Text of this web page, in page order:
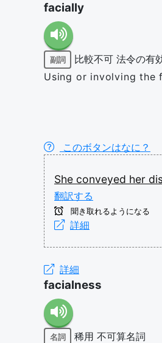
facially
副詞 比較不可 法令の有
Using or involving the
このボタンはなに？
She conveyed her
翻訳する
聞き取れるようになる
詳細
詳細
facialness
名詞 稀用 不可算名詞